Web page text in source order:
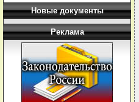
Новые документы
Реклама